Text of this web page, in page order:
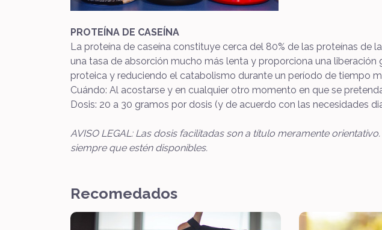
PROTEÍNA DE CASEÍNA
La proteína de caseína constituye cerca del 80% de las proteínas de
una tasa de absorción mucho más lenta y proporciona una
proteica y reduciendo el catabolismo durante un período de tiempo
Cuándo: Al acostarse y en cualquier otro momento en que se
Dosis: 20 a 30 gramos por dosis (y de acuerdo con las necesidades
AVISO LEGAL: Las dosis facilitadas son a título meramente
siempre que estén disponibles.
Recomedados